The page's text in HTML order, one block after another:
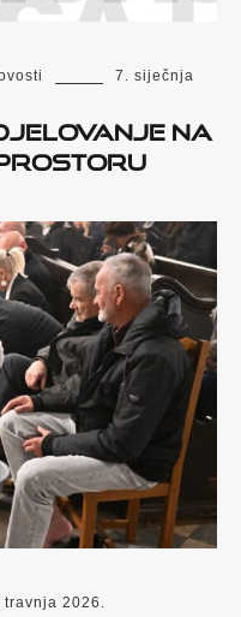
7. siječnja
na
travnja 2026.